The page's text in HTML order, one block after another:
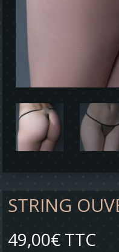
STRING
49,00€ TTC